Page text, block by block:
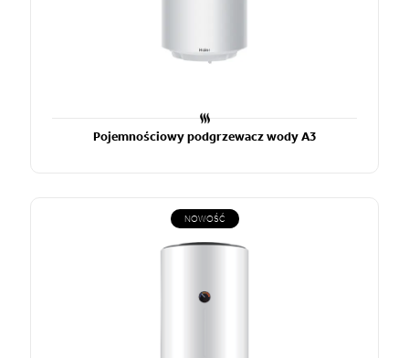
Pojemnościowy podgrzewacz wody A3
NOWOŚĆ